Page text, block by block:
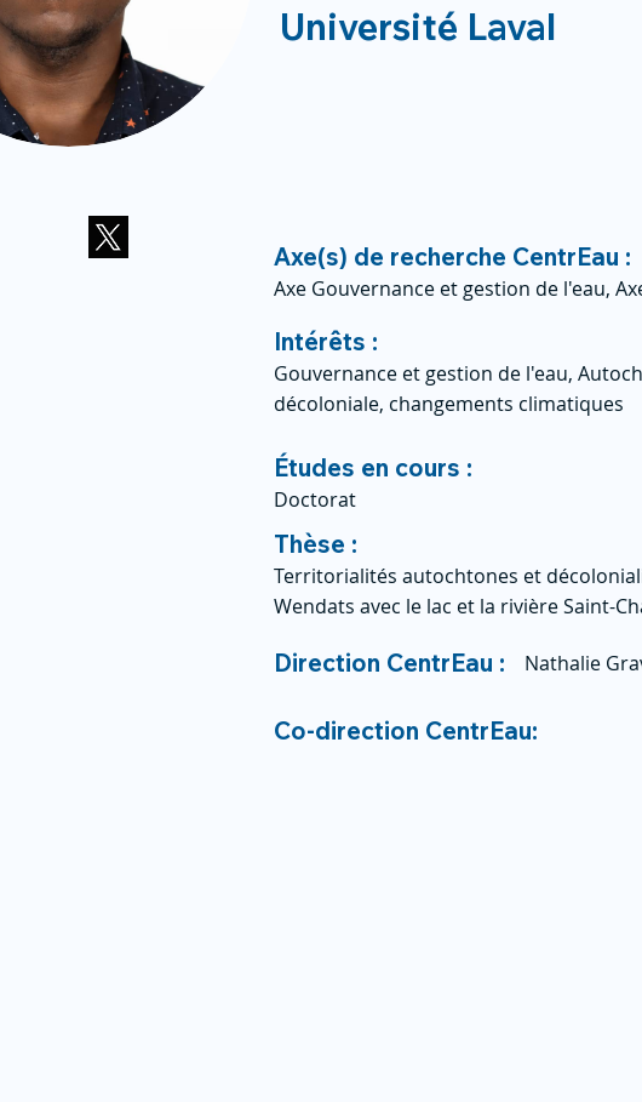
Université Laval
Axe(s) de recherche CentrEau :
Axe Gouvernance et gestion de l'eau,
Intérêts :
Gouvernance et gestion de l'eau,
décoloniale, changements climatiques
Études en cours :
Doctorat
Thèse :
Territorialités autochtones et
Wendats avec le lac et la rivière Saint-
Direction CentrEau : Nathalie
Co-direction CentrEau: